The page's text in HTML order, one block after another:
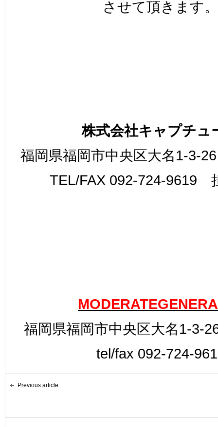
させて頂きます。
株式会社キャプチュ
福岡県福岡市中央区大名1-3-
TEL/FAX 092-724-9619
福岡県福岡市中央区大名1-3-
tel/fax 092-724-
Previous article